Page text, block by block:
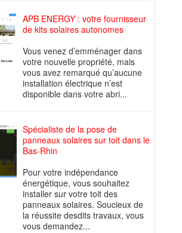
APB ENERGY : votre fournisseur
de kits solaires autonomes
Vous venez d’emménager dans
votre nouvelle propriété, mais
vous avez remarqué qu’aucune
installation électrique n’est
disponible dans votre abri...
Spécialiste de la pose de
panneaux solaires sur toit dans le
Bas-Rhin
Pour votre indépendance
énergétique, vous souhaitez
installer sur votre toit des
panneaux solaires. Soucieux de
la réussite desdits travaux, vous
vous demandez...